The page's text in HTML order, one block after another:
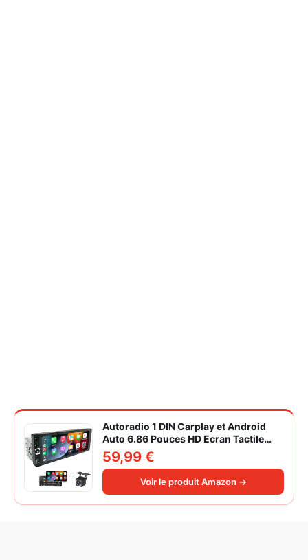
Autoradio 1 DIN Carplay et Android
Auto 6.86 Pouces HD Ecran Tactile
Poste Radio Voiture Soutien Lien
Miroir iOS/Android/Radio FM/USB/EQ
Autoradio Bluetooth Caméra de Recul
59,99 €
Voir le produit Amazon →